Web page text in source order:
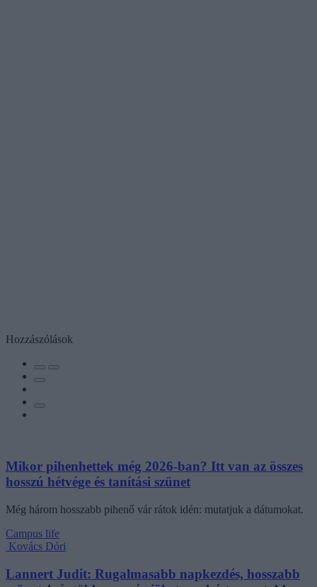
Hozzászólások
Mikor pihenhettek még 2026-ban? Itt van az összes
hosszú hétvége és tanítási szünet
Még három hosszabb pihenő vár rátok idén: mutatjuk a dátumokat.
Campus life
Kovács Dóri
Lannert Judit: Rugalmasabb napkezdés, hosszabb